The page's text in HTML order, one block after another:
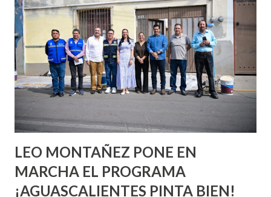
o expertas en el tema. Siempre hay algo nuevo que
aprender y nuevas experiencias que conocer. Si eres una
chica y aún no has tenido relaciones sexuales, tal vez
pienses que el sexo será increíble y no puedas esperar para
experimentarlo, pero como cualquier persona con
experiencia te dirá, siempre es mejor cuando ambas partes
son suficientemen...
LEO MONTAÑEZ PONE EN
MARCHA EL PROGRAMA
¡AGUASCALIENTES PINTA BIEN!